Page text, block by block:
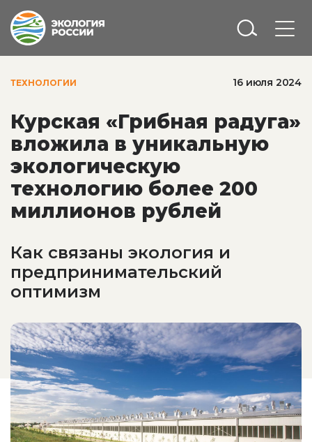
ТЕХНОЛОГИИ 16 июля 2024
Курская «Грибная радуга»
вложила в уникальную
экологическую
технологию более 200
миллионов рублей
Как связаны экология и
предпринимательский
оптимизм